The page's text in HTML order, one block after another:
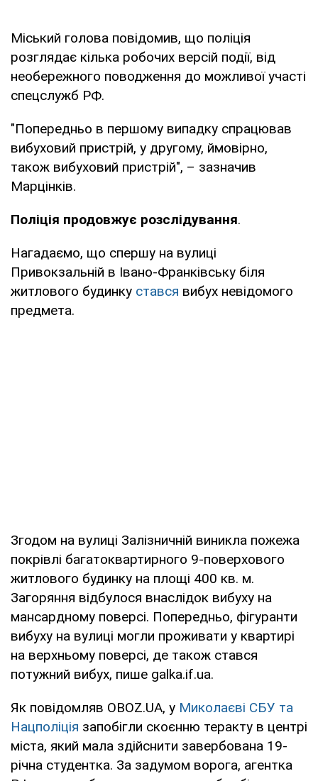
Міський голова повідомив, що поліція
розглядає кілька робочих версій події, від
необережного поводження до можливої участі
спецслужб РФ.
"Попередньо в першому випадку спрацював
вибуховий пристрій, у другому, ймовірно,
також вибуховий пристрій", – зазначив
Марцінків.
Поліція продовжує розслідування.
Нагадаємо, що спершу на вулиці
Привокзальній в Івано-Франківську біля
житлового будинку стався вибух невідомого
предмета.
Згодом на вулиці Залізничній виникла пожежа
покрівлі багатоквартирного 9-поверхового
житлового будинку на площі 400 кв. м.
Загоряння відбулося внаслідок вибуху на
мансардному поверсі. Попередньо, фігуранти
вибуху на вулиці могли проживати у квартирі
на верхньому поверсі, де також стався
потужний вибух, пише galka.if.ua.
Як повідомляв OBOZ.UA, у Миколаєві СБУ та
Нацполіція запобігли скоєнню теракту в центрі
міста, який мала здійснити завербована 19-
річна студентка. За задумом ворога, агентка